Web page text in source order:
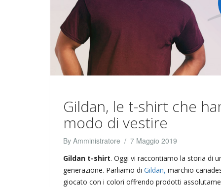
Gildan, le t-shirt che
modo di vestire
By Amministratore / 7 Maggio 2019
Gildan t-shirt. Oggi vi raccontiamo la storia di
generazione. Parliamo di Gildan, marchio
giocato con i colori offrendo prodotti